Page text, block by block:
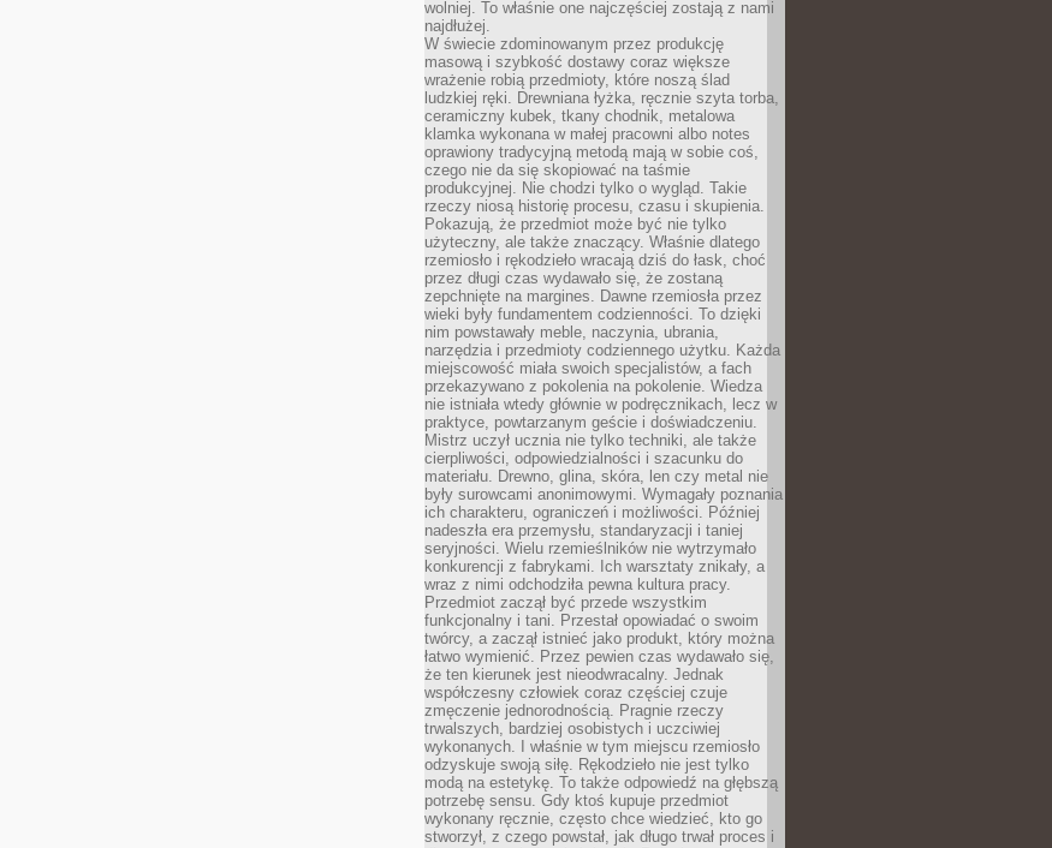
wolniej. To właśnie one najczęściej zostają z nami
najdłużej.
W świecie zdominowanym przez produkcję
masową i szybkość dostawy coraz większe
wrażenie robią przedmioty, które noszą ślad
ludzkiej ręki. Drewniana łyżka, ręcznie szyta torba,
ceramiczny kubek, tkany chodnik, metalowa
klamka wykonana w małej pracowni albo notes
oprawiony tradycyjną metodą mają w sobie coś,
czego nie da się skopiować na taśmie
produkcyjnej. Nie chodzi tylko o wygląd. Takie
rzeczy niosą historię procesu, czasu i skupienia.
Pokazują, że przedmiot może być nie tylko
użyteczny, ale także znaczący. Właśnie dlatego
rzemiosło i rękodzieło wracają dziś do łask, choć
przez długi czas wydawało się, że zostaną
zepchnięte na margines. Dawne rzemiosła przez
wieki były fundamentem codzienności. To dzięki
nim powstawały meble, naczynia, ubrania,
narzędzia i przedmioty codziennego użytku. Każda
miejscowość miała swoich specjalistów, a fach
przekazywano z pokolenia na pokolenie. Wiedza
nie istniała wtedy głównie w podręcznikach, lecz w
praktyce, powtarzanym geście i doświadczeniu.
Mistrz uczył ucznia nie tylko techniki, ale także
cierpliwości, odpowiedzialności i szacunku do
materiału. Drewno, glina, skóra, len czy metal nie
były surowcami anonimowymi. Wymagały poznania
ich charakteru, ograniczeń i możliwości. Później
nadeszła era przemysłu, standaryzacji i taniej
seryjności. Wielu rzemieślników nie wytrzymało
konkurencji z fabrykami. Ich warsztaty znikały, a
wraz z nimi odchodziła pewna kultura pracy.
Przedmiot zaczął być przede wszystkim
funkcjonalny i tani. Przestał opowiadać o swoim
twórcy, a zaczął istnieć jako produkt, który można
łatwo wymienić. Przez pewien czas wydawało się,
że ten kierunek jest nieodwracalny. Jednak
współczesny człowiek coraz częściej czuje
zmęczenie jednorodnością. Pragnie rzeczy
trwalszych, bardziej osobistych i uczciwiej
wykonanych. I właśnie w tym miejscu rzemiosło
odzyskuje swoją siłę. Rękodzieło nie jest tylko
modą na estetykę. To także odpowiedź na głębszą
potrzebę sensu. Gdy ktoś kupuje przedmiot
wykonany ręcznie, często chce wiedzieć, kto go
stworzył, z czego powstał, jak długo trwał proces i